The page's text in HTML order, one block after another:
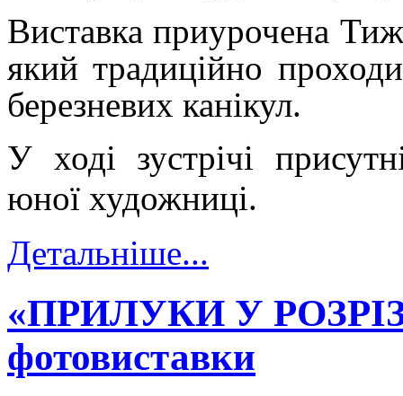
Виставка приурочена
який традиційно
березневих канікул.
У ході зустрічі
юної художниці.
Детальніше...
«ПРИЛУКИ У
фотовиставки